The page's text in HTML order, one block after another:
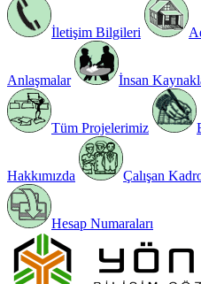
İletişim Bilgileri
Anlaşmalar İnsan
Tüm Projelerimiz
Hakkımızda Çalışan
Hesap Numaraları